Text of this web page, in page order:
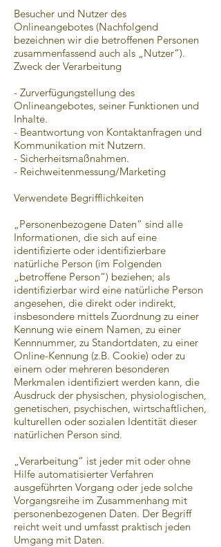
Besucher und Nutzer des
Onlineangebotes (Nachfolgend
bezeichnen wir die betroffenen Personen
zusammenfassend auch als „Nutzer“).
Zweck der Verarbeitung
- Zurverfügungstellung des
Onlineangebotes, seiner Funktionen und
Inhalte.
- Beantwortung von Kontaktanfragen und
Kommunikation mit Nutzern.
- Sicherheitsmaßnahmen.
- Reichweitenmessung/Marketing
Verwendete Begrifflichkeiten
„Personenbezogene Daten“ sind alle
Informationen, die sich auf eine
identifizierte oder identifizierbare
natürliche Person (im Folgenden
„betroffene Person“) beziehen; als
identifizierbar wird eine natürliche Person
angesehen, die direkt oder indirekt,
insbesondere mittels Zuordnung zu einer
Kennung wie einem Namen, zu einer
Kennnummer, zu Standortdaten, zu einer
Online-Kennung (z.B. Cookie) oder zu
einem oder mehreren besonderen
Merkmalen identifiziert werden kann, die
Ausdruck der physischen, physiologischen,
genetischen, psychischen, wirtschaftlichen,
kulturellen oder sozialen Identität dieser
natürlichen Person sind.
„Verarbeitung“ ist jeder mit oder ohne
Hilfe automatisierter Verfahren
ausgeführten Vorgang oder jede solche
Vorgangsreihe im Zusammenhang mit
personenbezogenen Daten. Der Begriff
reicht weit und umfasst praktisch jeden
Umgang mit Daten.